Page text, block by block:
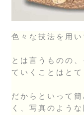
色々な技法を用
とは言うものの
ていくことはと
だからといって
く、写真のよう